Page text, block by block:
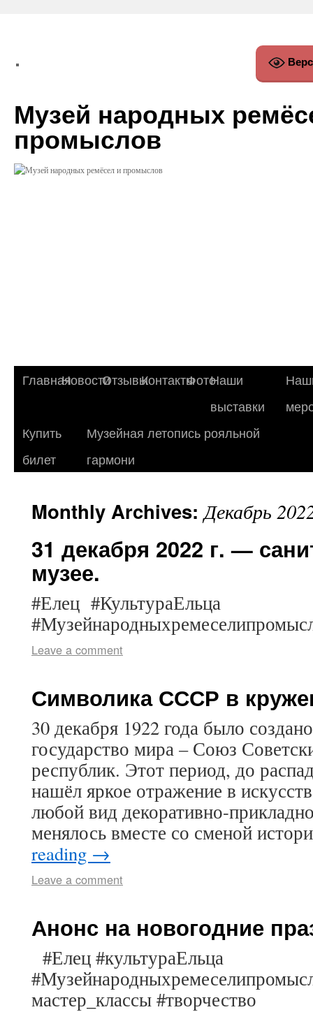
Музей народных
промыслов
ГлавнаяНовостиОтзывыКонтактыФотоНаши
выставки
Купить
билет
Музейная летопись рояльной
гармони
Monthly Archives:Декабрь
31 декабря 2022 г. —
музее.
#Елец #КультураЕльца
Leave a comment
Символика СССР в
30 декабря 1922 года было
государство мира – Союз
республик. Этот период, до
нашёл яркое отражение в
любой вид декоративно-
менялось вместе со сменой
reading →
Leave a comment
Анонс на новогодние
#Елец #культураЕльца
мастер_классы #творчество